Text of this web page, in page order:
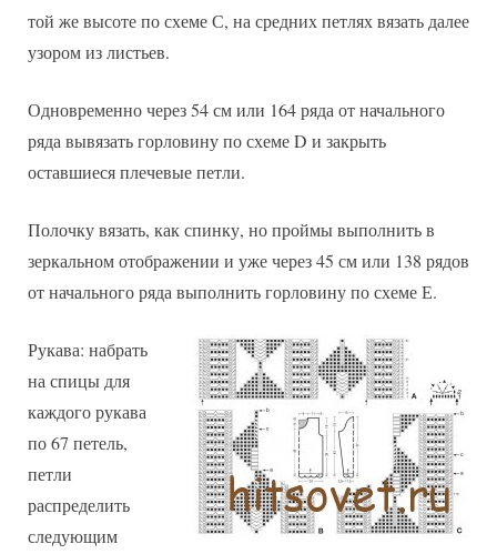
той же высоте по схеме С, на средних петлях вязать далее
узором из листьев.
Одновременно через 54 см или 164 ряда от начального
ряда вывязать горловину по схеме D и закрыть
оставшиеся плечевые петли.
Полочку вязать, как спинку, но проймы выполнить в
зеркальном отображении и уже через 45 см или 138 рядов
от начального ряда выполнить горловину по схеме Е.
Рукава: набрать
на спицы для
каждого рукава
по 67 петель,
петли
распределить
следующим